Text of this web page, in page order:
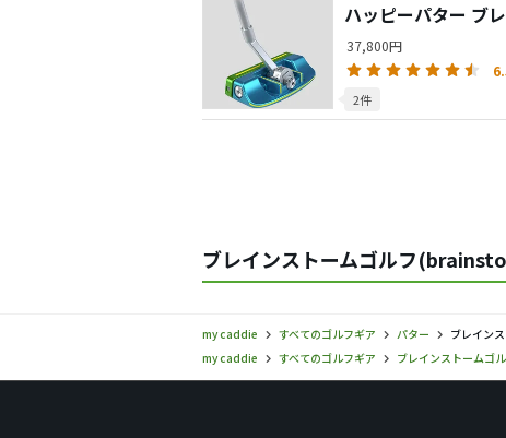
ハッピーパター ブ
37,800円
2件
ブレインストームゴルフ
my caddie すべてのゴルフギア パター
ブレイン
my caddie
すべてのゴルフギア ブレインストームゴ